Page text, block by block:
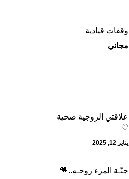
وقفات قيادية
مجاني
علاقتي الزوجية صحية
♡
يناير 12, 2025
جنّـة المرء روحـه..💗